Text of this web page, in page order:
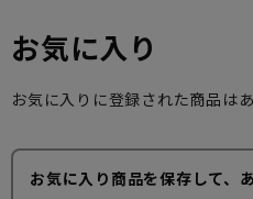
お気に入り
お気に入りに登録された商品はあ
お気に入り商品を保存して、